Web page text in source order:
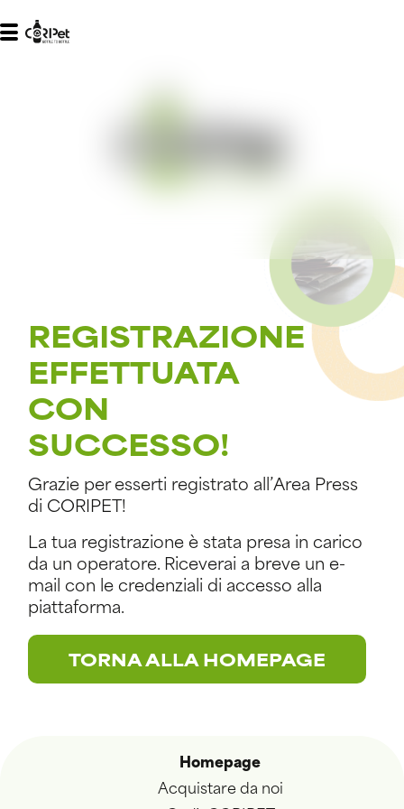
REGISTRAZIONE
EFFETTUATA
CON
SUCCESSO!
Grazie per esserti registrato all’Area Press
di CORIPET!
La tua registrazione è stata presa in carico
da un operatore. Riceverai a breve un e-
mail con le credenziali di accesso alla
piattaforma.
TORNA ALLA HOMEPAGE
Homepage
Acquistare da noi